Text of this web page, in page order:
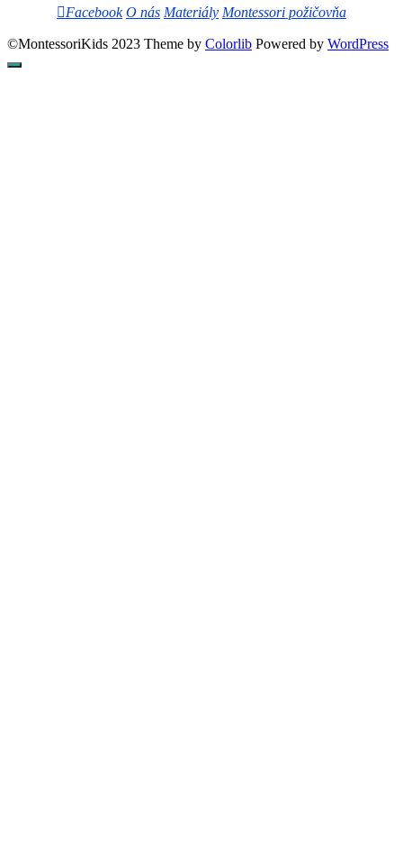
Facebook O nás Materiály Montessori požičovňa
©MontessoriKids 2023 Theme by Colorlib Powered by WordPress